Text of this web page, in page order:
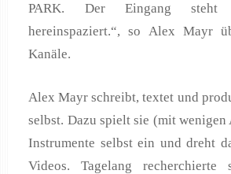
PARK. Der Eingang steht
hereinspaziert.“, so Alex Mayr
Kanäle.
Alex Mayr schreibt, textet und
selbst. Dazu spielt sie (mit wenigen
Instrumente selbst ein und dreht
Videos. Tagelang